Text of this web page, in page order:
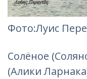
Фото:Луис
Солёное
(Алики